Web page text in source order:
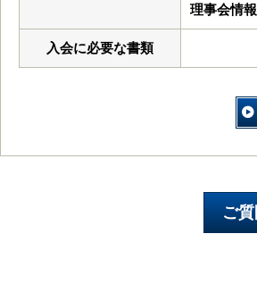
理事会情報
入会に必要な書類